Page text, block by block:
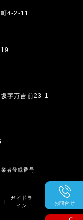
お問合せ
町4-2-11
19
坂字万吉前23-1
者登録番号
|
ガイドラ
イン